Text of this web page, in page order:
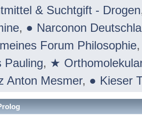
& Suchtgift - Drogen
, ● Narconon
Forum Philosophie
Pauling, ★
Anton Mesmer, ● Kieser